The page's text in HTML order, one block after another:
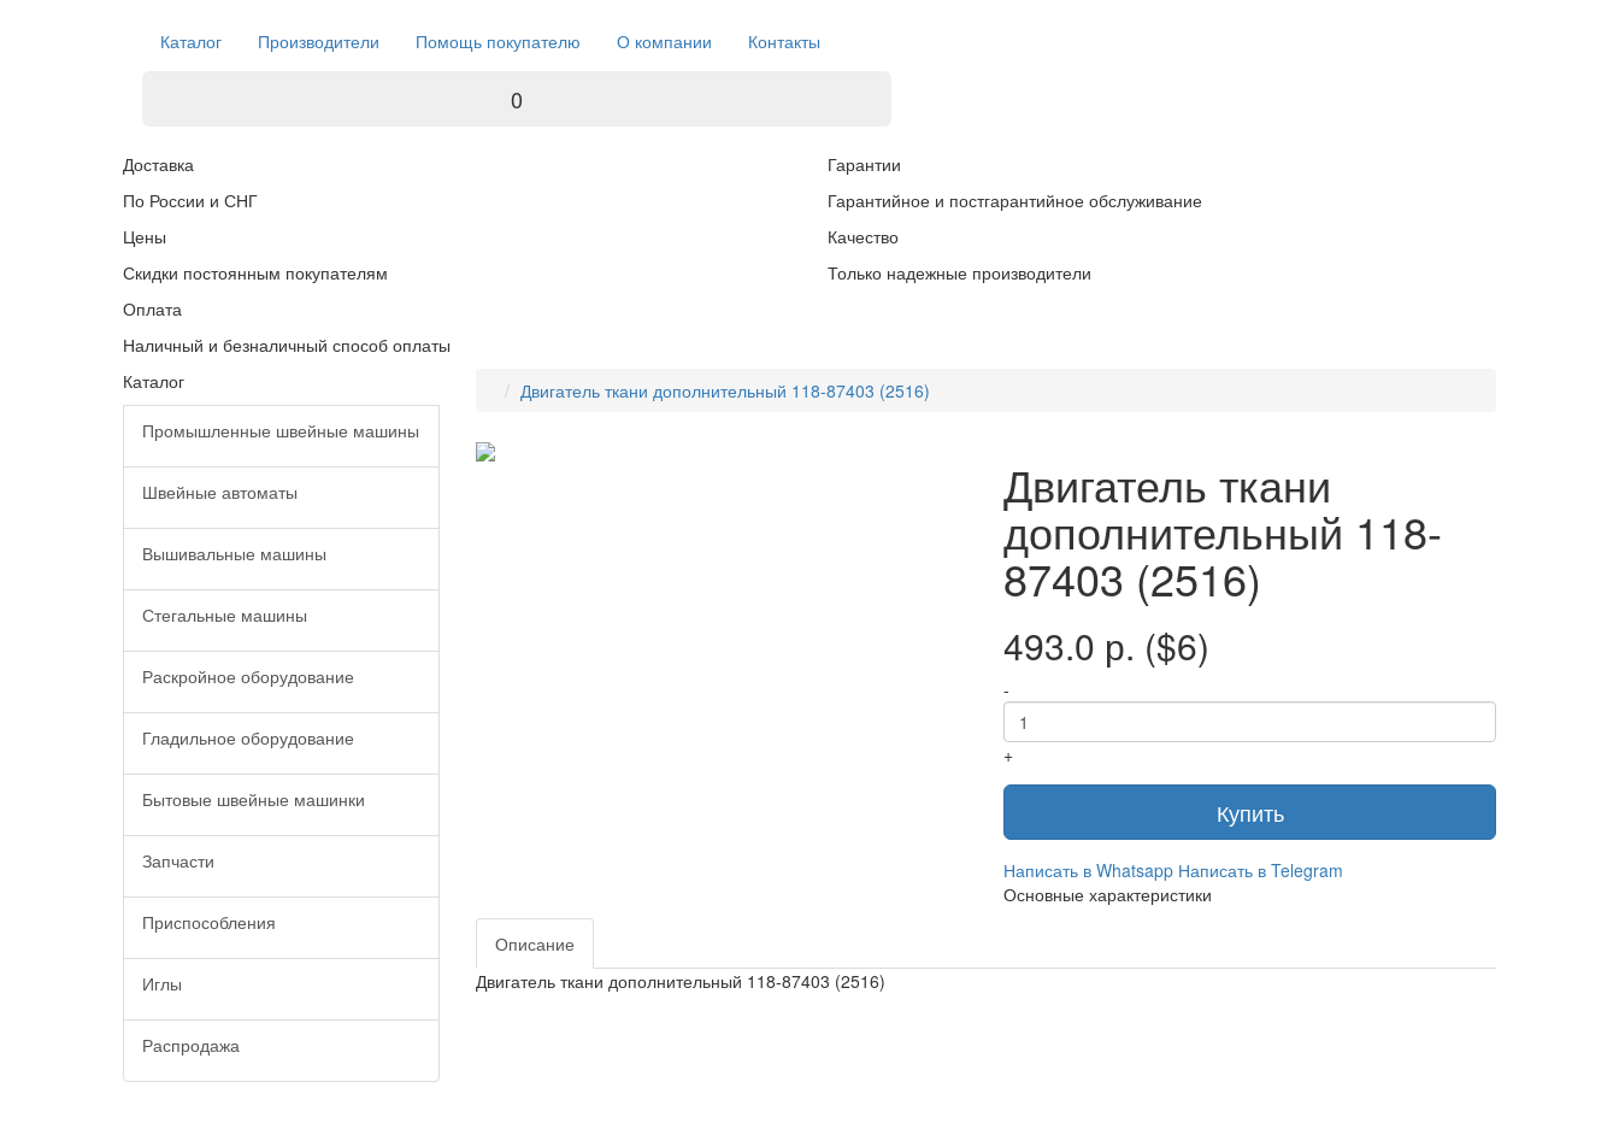
Каталог Производители Помощь покупателю О компании Контакты
0
Доставка
По России и СНГ
Гарантии
Гарантийное и постгарантийное обслуживание
Цены
Скидки постоянным покупателям
Качество
Только надежные производители
Оплата
Наличный и безналичный способ оплаты
Каталог
Промышленные швейные машины
Швейные автоматы
Вышивальные машины
Стегальные машины
Раскройное оборудование
Гладильное оборудование
Бытовые швейные машинки
Запчасти
Приспособления
Иглы
Распродажа
Двигатель ткани дополнительный 118-87403 (2516)
Двигатель ткани
дополнительный 118-
87403 (2516)
493.0 р. ($6)
-
+
Купить
Написать в Whatsapp Написать в Telegram
Основные характеристики
Описание
Двигатель ткани дополнительный 118-87403 (2516)